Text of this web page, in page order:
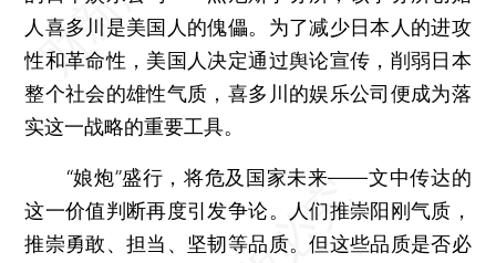
人喜多川是美国人的傀儡。为了减少日本人的进攻
性和革命性，美国人决定通过舆论宣传，削弱日本
整个社会的雄性气质，喜多川的娱乐公司便成为落
实这一战略的重要工具。
“娘炮”盛行，将危及国家未来——文中传达的
这一价值判断再度引发争论。人们推崇阳刚气质，
推崇勇敢、担当、坚韧等品质。但这些品质是否必